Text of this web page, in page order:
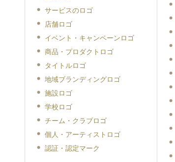
サービスのロゴ
店舗ロゴ
イベント・キャンペーンロゴ
商品・プロダクトロゴ
タイトルロゴ
地域ブランディングロゴ
施設ロゴ
学校ロゴ
チーム・クラブロゴ
個人・アーティストロゴ
認証・認定マーク